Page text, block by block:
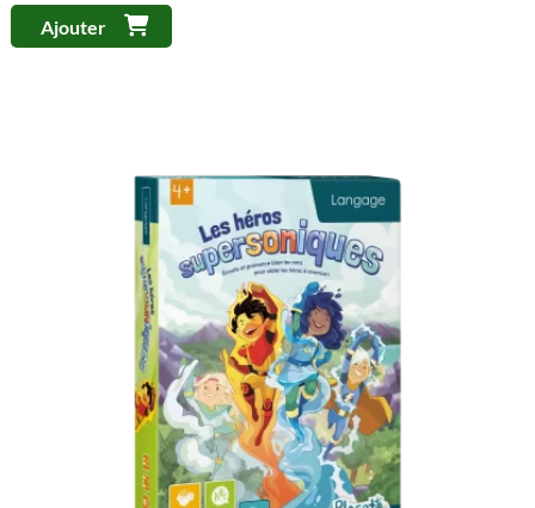
Ajouter